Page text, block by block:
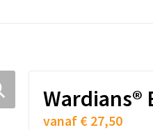
Wardians®
vanaf € 27,50